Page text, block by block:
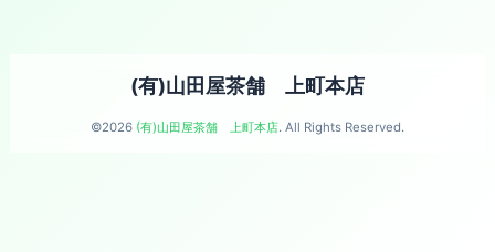
(有)山田屋茶舗 上町本店
©2026 (有)山田屋茶舗 上町本店. All Rights Reserved.